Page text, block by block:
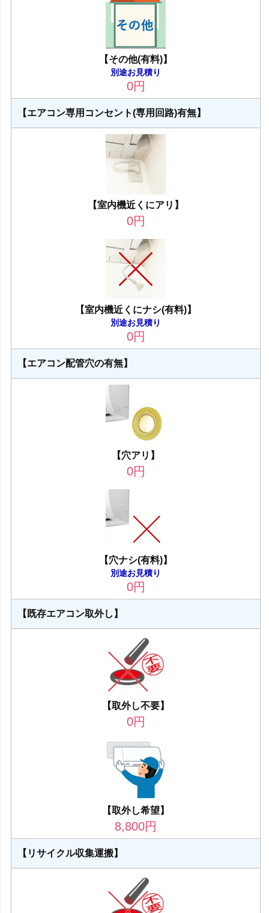
【その他(有料)】
別途お見積り
0円
【エアコン専用コンセント(専用回路)有無】
【室内機近くにアリ】
0円
【室内機近くにナシ(有料)】
別途お見積り
0円
【エアコン配管穴の有無】
【穴アリ】
0円
【穴ナシ(有料)】
別途お見積り
0円
【既存エアコン取外し】
【取外し不要】
0円
【取外し希望】
8,800円
【リサイクル収集運搬】